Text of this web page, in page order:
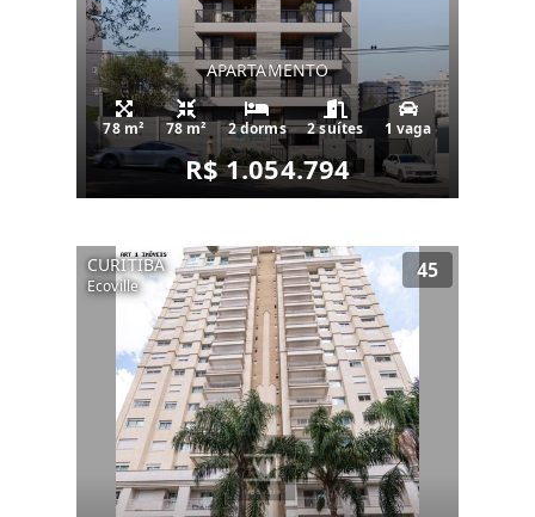
APARTAMENTO
78 m² 78 m² 2 dorms 2 suítes 1 vaga
R$ 1.054.794
CURITIBA
Ecoville
45